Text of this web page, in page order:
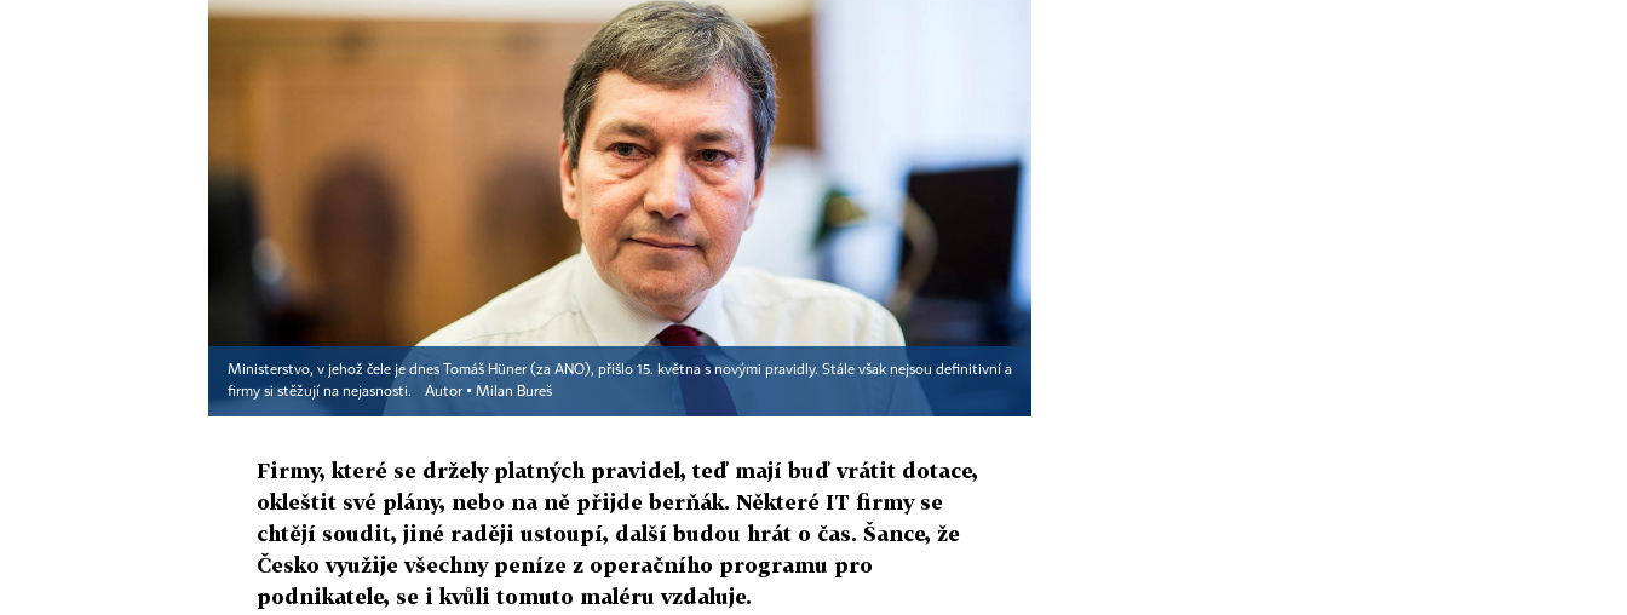
Ministerstvo, v jehož čele je dnes Tomáš Hüner (za ANO), přišlo 15. května s novými pravidly. Stále však nejsou definitivní a
firmy si stěžují na nejasnosti.
Autor ▪ Milan Bureš
Firmy, které se držely platných pravidel, teď mají buď vrátit dotace,
okleštit své plány, nebo na ně přijde berňák. Některé IT firmy se
chtějí soudit, jiné raději ustoupí, další budou hrát o čas. Šance, že
Česko využije všechny peníze z operačního programu pro
podnikatele, se i kvůli tomuto maléru vzdaluje.